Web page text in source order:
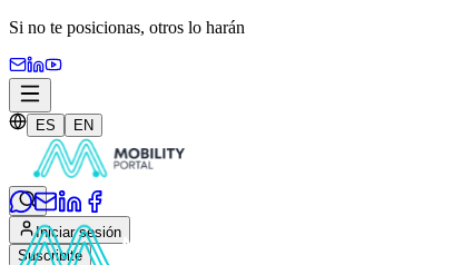
Si no te posicionas, otros lo harán
ES EN
Iniciar sesión
Suscribite